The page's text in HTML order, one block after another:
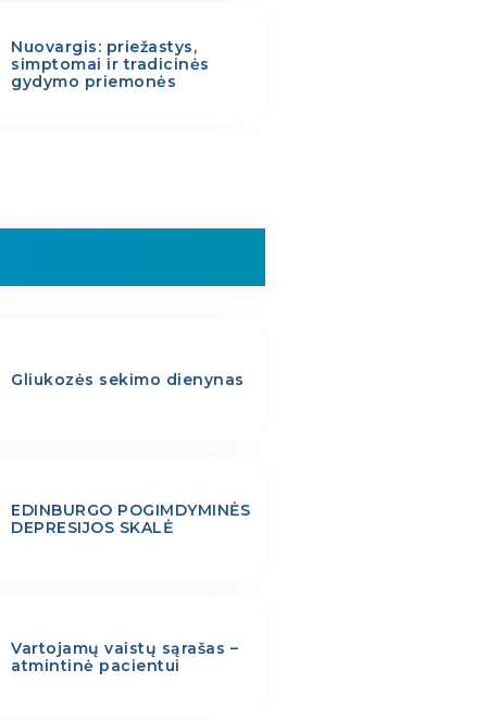
Nuovargis: priežastys,
simptomai ir tradicinės
gydymo priemonės
Gliukozės sekimo dienynas
EDINBURGO POGIMDYMINĖS
DEPRESIJOS SKALĖ
Vartojamų vaistų sąrašas –
atmintinė pacientui